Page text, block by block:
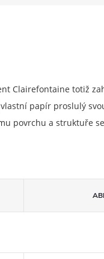
Clairefontaine totiž
papír proslulý
povrchu a struktuře